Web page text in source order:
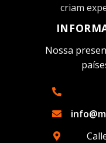
criam
Nossa